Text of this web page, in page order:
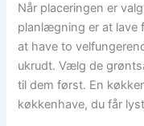
Når placeringen er
planlægning er at lave
at have to
ukrudt. Vælg de
til dem først. En
køkkenhave, du får